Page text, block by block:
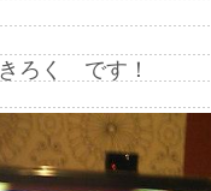
ろく です！